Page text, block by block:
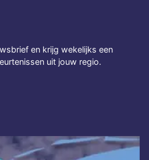
en krijg wekelijks een
uit jouw regio.